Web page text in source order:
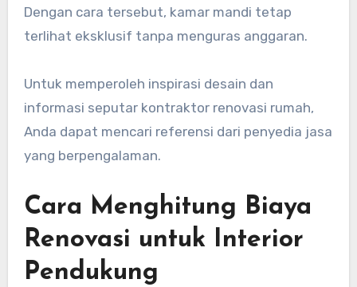
Dengan cara tersebut, kamar mandi tetap
terlihat eksklusif tanpa menguras anggaran.
Untuk memperoleh inspirasi desain dan
informasi seputar kontraktor renovasi rumah,
Anda dapat mencari referensi dari penyedia jasa
yang berpengalaman.
Cara Menghitung Biaya
Renovasi untuk Interior
Pendukung